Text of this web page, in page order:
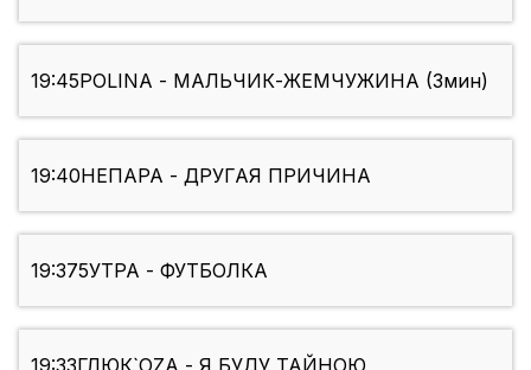
19:45POLINA - МАЛЬЧИК-ЖЕМЧУЖИНА (3мин)
19:40НЕПАРА - ДРУГАЯ ПРИЧИНА
19:375УТРА - ФУТБОЛКА